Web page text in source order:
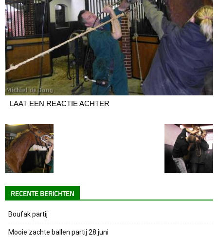
LAAT EEN REACTIE ACHTER
RECENTE BERICHTEN
Boufak partij
Mooie zachte ballen partij 28 juni